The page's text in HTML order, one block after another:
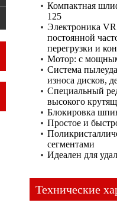
Компактная
125
Электроника
постоянной
перегрузки и
Мотор: с
Система
износа дисков,
Специальный
высокого
Блокировка
Простое и
сегментами
Идеален для
Технические